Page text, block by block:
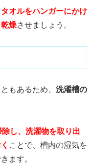
タオルをハンガーにかけ
燥させましょう。
もあるため、 洗濯槽の
し、洗濯物を取り出
ことで、槽内の湿気を
ます。